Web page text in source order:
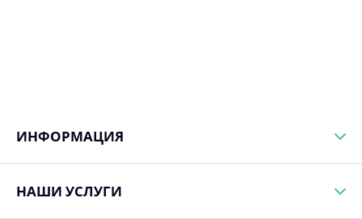
ИНФОРМАЦИЯ
НАШИ УСЛУГИ